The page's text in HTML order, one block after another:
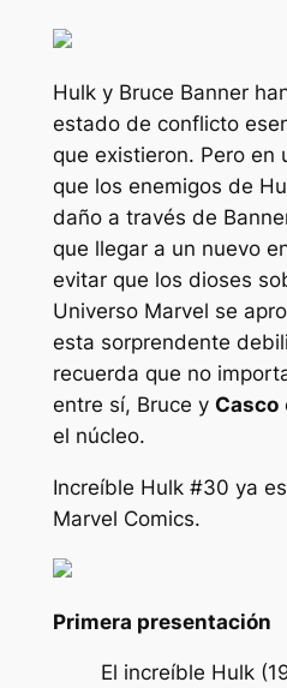
Hulk y Bruce Banner
estado de conflicto
que existieron. Pero en
que los enemigos de
daño a través de
que llegar a un nuevo
evitar que los dioses
Universo Marvel se
esta sorprendente
recuerda que no
entre sí, Bruce y Casco
el núcleo.
Increíble Hulk #30 ya
Marvel Comics.
Primera presentación
El increíble Hulk